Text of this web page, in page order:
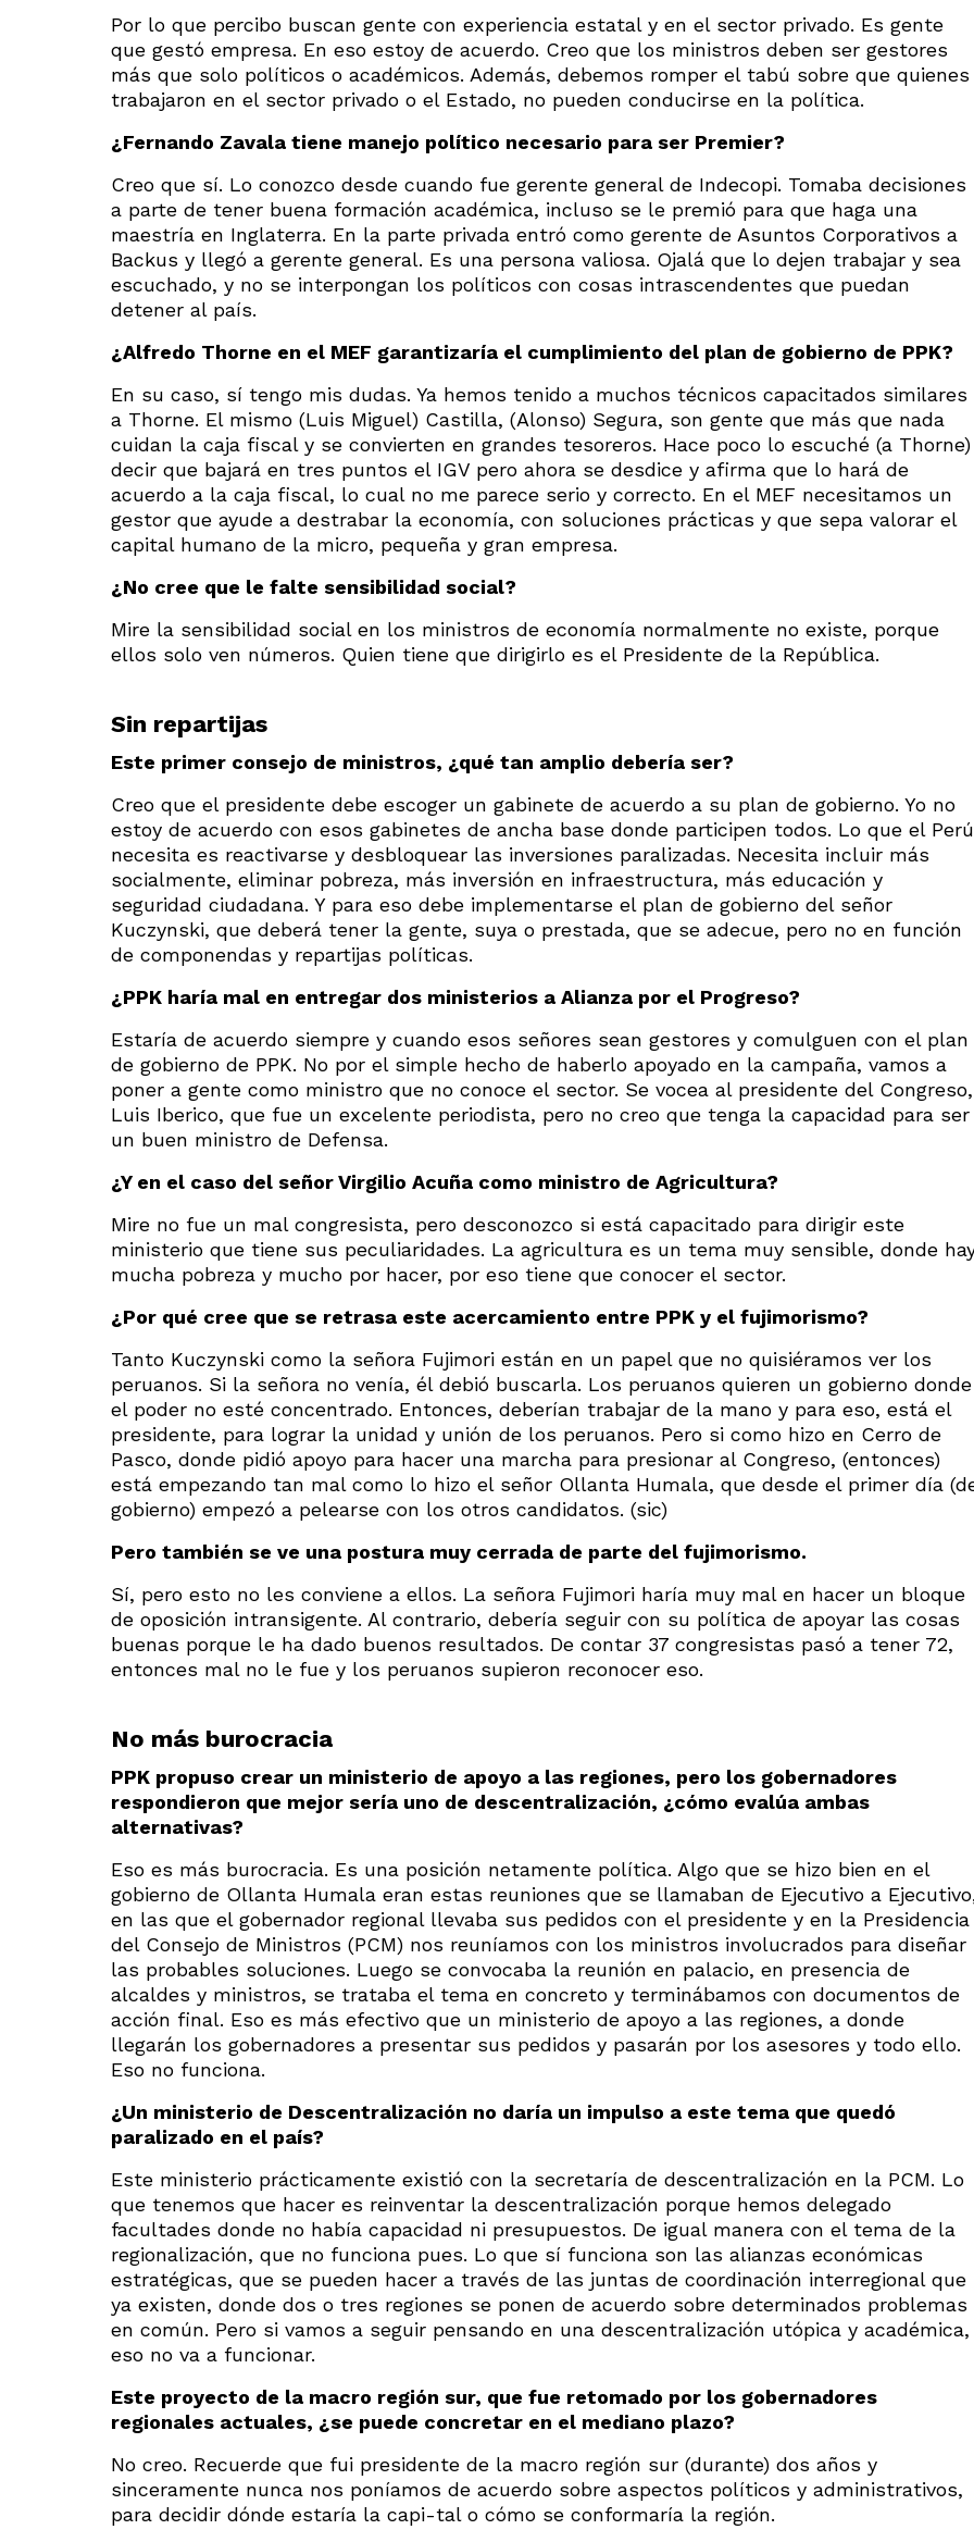
Por lo que percibo buscan gente con experiencia estatal y en el sector privado. Es gente
que gestó empresa. En eso estoy de acuerdo. Creo que los ministros deben ser gestores
más que solo políticos o académicos. Además, debemos romper el tabú sobre que quienes
trabajaron en el sector privado o el Estado, no pueden conducirse en la política.
¿Fernando Zavala tiene manejo político necesario para ser Premier?
Creo que sí. Lo conozco desde cuando fue gerente general de Indecopi. Tomaba decisiones
a parte de tener buena formación académica, incluso se le premió para que haga una
maestría en Inglaterra. En la parte privada entró como gerente de Asuntos Corporativos a
Backus y llegó a gerente general. Es una persona valiosa. Ojalá que lo dejen trabajar y sea
escuchado, y no se interpongan los políticos con cosas intrascendentes que puedan
detener al país.
¿Alfredo Thorne en el MEF garantizaría el cumplimiento del plan de gobierno de PPK?
En su caso, sí tengo mis dudas. Ya hemos tenido a muchos técnicos capacitados similares
a Thorne. El mismo (Luis Miguel) Castilla, (Alonso) Segura, son gente que más que nada
cuidan la caja fiscal y se convierten en grandes tesoreros. Hace poco lo escuché (a Thorne)
decir que bajará en tres puntos el IGV pero ahora se desdice y afirma que lo hará de
acuerdo a la caja fiscal, lo cual no me parece serio y correcto. En el MEF necesitamos un
gestor que ayude a destrabar la economía, con soluciones prácticas y que sepa valorar el
capital humano de la micro, pequeña y gran empresa.
¿No cree que le falte sensibilidad social?
Mire la sensibilidad social en los ministros de economía normalmente no existe, porque
ellos solo ven números. Quien tiene que dirigirlo es el Presidente de la República.
Sin repartijas
Este primer consejo de ministros, ¿qué tan amplio debería ser?
Creo que el presidente debe escoger un gabinete de acuerdo a su plan de gobierno. Yo no
estoy de acuerdo con esos gabinetes de ancha base donde participen todos. Lo que el Perú
necesita es reactivarse y desbloquear las inversiones paralizadas. Necesita incluir más
socialmente, eliminar pobreza, más inversión en infraestructura, más educación y
seguridad ciudadana. Y para eso debe implementarse el plan de gobierno del señor
Kuczynski, que deberá tener la gente, suya o prestada, que se adecue, pero no en función
de componendas y repartijas políticas.
¿PPK haría mal en entregar dos ministerios a Alianza por el Progreso?
Estaría de acuerdo siempre y cuando esos señores sean gestores y comulguen con el plan
de gobierno de PPK. No por el simple hecho de haberlo apoyado en la campaña, vamos a
poner a gente como ministro que no conoce el sector. Se vocea al presidente del Congreso,
Luis Iberico, que fue un excelente periodista, pero no creo que tenga la capacidad para ser
un buen ministro de Defensa.
¿Y en el caso del señor Virgilio Acuña como ministro de Agricultura?
Mire no fue un mal congresista, pero desconozco si está capacitado para dirigir este
ministerio que tiene sus peculiaridades. La agricultura es un tema muy sensible, donde
mucha pobreza y mucho por hacer, por eso tiene que conocer el sector.
¿Por qué cree que se retrasa este acercamiento entre PPK y el fujimorismo?
Tanto Kuczynski como la señora Fujimori están en un papel que no quisiéramos ver los
peruanos. Si la señora no venía, él debió buscarla. Los peruanos quieren un gobierno donde
el poder no esté concentrado. Entonces, deberían trabajar de la mano y para eso, está el
presidente, para lograr la unidad y unión de los peruanos. Pero si como hizo en Cerro de
Pasco, donde pidió apoyo para hacer una marcha para presionar al Congreso, (entonces)
está empezando tan mal como lo hizo el señor Ollanta Humala, que desde el primer día
gobierno) empezó a pelearse con los otros candidatos. (sic)
Pero también se ve una postura muy cerrada de parte del fujimorismo.
Sí, pero esto no les conviene a ellos. La señora Fujimori haría muy mal en hacer un bloque
de oposición intransigente. Al contrario, debería seguir con su política de apoyar las cosas
buenas porque le ha dado buenos resultados. De contar 37 congresistas pasó a tener 72,
entonces mal no le fue y los peruanos supieron reconocer eso.
No más burocracia
PPK propuso crear un ministerio de apoyo a las regiones, pero los gobernadores
respondieron que mejor sería uno de descentralización, ¿cómo evalúa ambas
alternativas?
Eso es más burocracia. Es una posición netamente política. Algo que se hizo bien en el
gobierno de Ollanta Humala eran estas reuniones que se llamaban de Ejecutivo a
en las que el gobernador regional llevaba sus pedidos con el presidente y en la Presidencia
del Consejo de Ministros (PCM) nos reuníamos con los ministros involucrados para diseñar
las probables soluciones. Luego se convocaba la reunión en palacio, en presencia de
alcaldes y ministros, se trataba el tema en concreto y terminábamos con documentos de
acción final. Eso es más efectivo que un ministerio de apoyo a las regiones, a donde
llegarán los gobernadores a presentar sus pedidos y pasarán por los asesores y todo ello.
Eso no funciona.
¿Un ministerio de Descentralización no daría un impulso a este tema que quedó
paralizado en el país?
Este ministerio prácticamente existió con la secretaría de descentralización en la PCM. Lo
que tenemos que hacer es reinventar la descentralización porque hemos delegado
facultades donde no había capacidad ni presupuestos. De igual manera con el tema de la
regionalización, que no funciona pues. Lo que sí funciona son las alianzas económicas
estratégicas, que se pueden hacer a través de las juntas de coordinación interregional que
ya existen, donde dos o tres regiones se ponen de acuerdo sobre determinados problemas
en común. Pero si vamos a seguir pensando en una descentralización utópica y académica,
eso no va a funcionar.
Este proyecto de la macro región sur, que fue retomado por los gobernadores
regionales actuales, ¿se puede concretar en el mediano plazo?
No creo. Recuerde que fui presidente de la macro región sur (durante) dos años y
sinceramente nunca nos poníamos de acuerdo sobre aspectos políticos y administrativos,
para decidir dónde estaría la capi-tal o cómo se conformaría la región.